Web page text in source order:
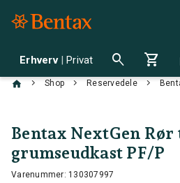
Erhverv | Privat search shopping_cart
chevron_right Shop chevron_right Reservedele chevron_right
Bentax NextGen
grumseudkast PF/P
Varenummer: 130307997